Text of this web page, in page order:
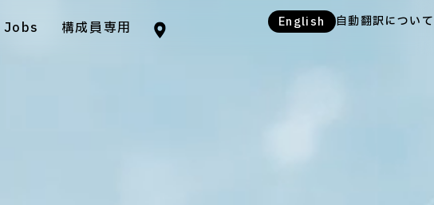
Jobs 構成員専用 English 自動翻訳について